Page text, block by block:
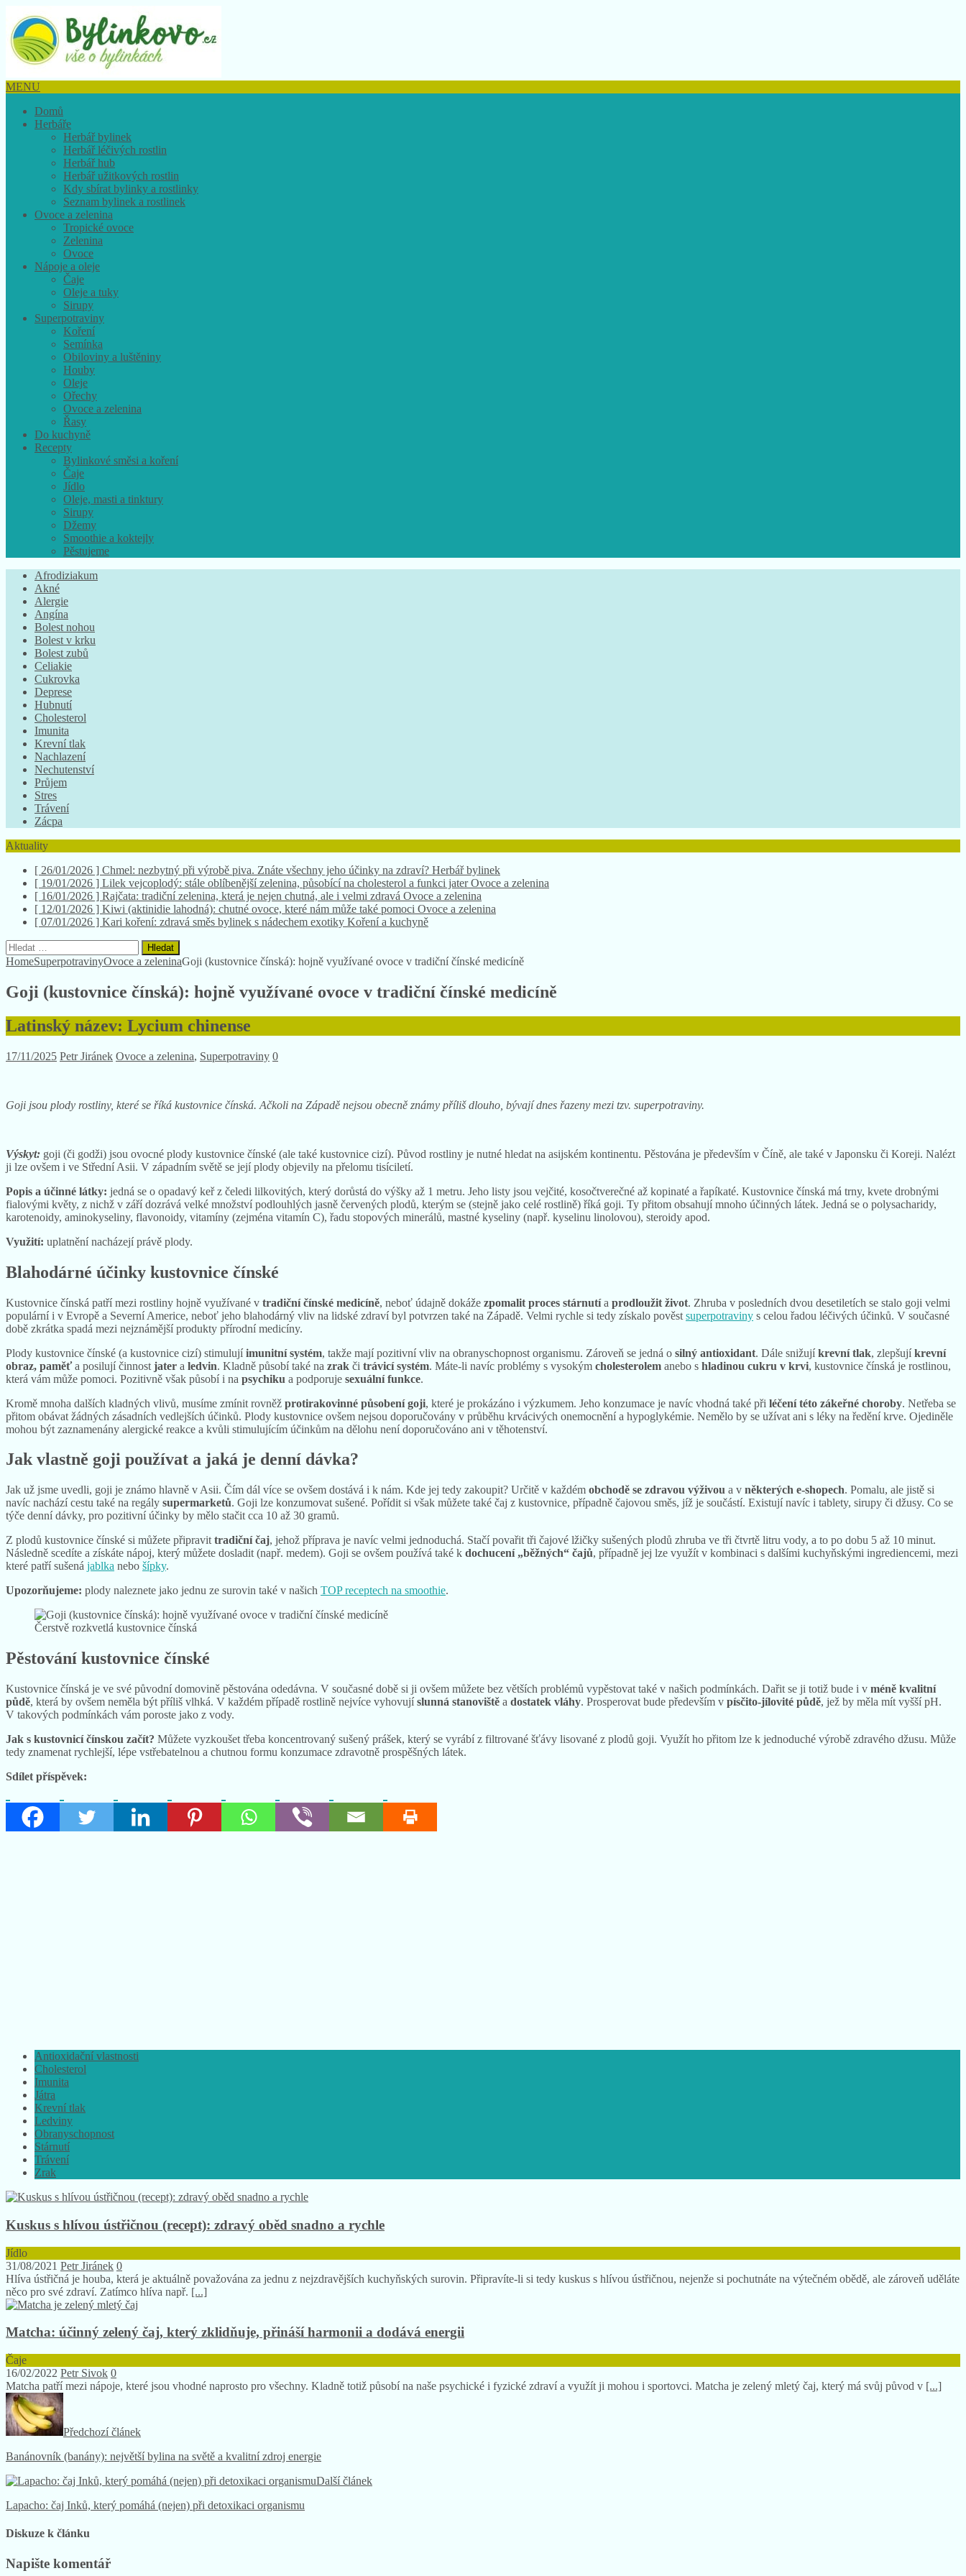
MENU
Domů
Herbáře
Herbář bylinek
Herbář léčivých rostlin
Herbář hub
Herbář užitkových rostlin
Kdy sbírat bylinky a rostlinky
Seznam bylinek a rostlinek
Ovoce a zelenina
Tropické ovoce
Zelenina
Ovoce
Nápoje a oleje
Čaje
Oleje a tuky
Sirupy
Superpotraviny
Koření
Semínka
Obiloviny a luštěniny
Houby
Oleje
Ořechy
Ovoce a zelenina
Řasy
Do kuchyně
Recepty
Bylinkové směsi a koření
Čaje
Jídlo
Oleje, masti a tinktury
Sirupy
Džemy
Smoothie a koktejly
Pěstujeme
Afrodiziakum
Akné
Alergie
Angína
Bolest nohou
Bolest v krku
Bolest zubů
Celiakie
Cukrovka
Deprese
Hubnutí
Cholesterol
Imunita
Krevní tlak
Nachlazení
Nechutenství
Průjem
Stres
Trávení
Zácpa
Aktuality
[ 26/01/2026 ] Chmel: nezbytný při výrobě piva. Znáte všechny jeho účinky na zdraví? Herbář bylinek
[ 19/01/2026 ] Lilek vejcoplodý: stále oblíbenější zelenina, působící na cholesterol a funkci jaterOvoce a zelenina
[ 16/01/2026 ] Rajčata: tradiční zelenina, která je nejen chutná, ale i velmi zdravá Ovoce a zelenina
[ 12/01/2026 ] Kiwi (aktinidie lahodná): chutné ovoce, které nám může také pomoci Ovoce a zelenina
[ 07/01/2026 ] Kari koření: zdravá směs bylinek s nádechem exotiky Koření a kuchyně
Vyhledávání
HomeSuperpotravinyOvoce a zeleninaGoji (kustovnice čínská): hojně využívané ovoce v tradiční čínské medicíně
Goji (kustovnice čínská): hojně využívané ovoce v tradiční čínské medicíně
Latinský název: Lycium chinense
17/11/2025 Petr Jiránek Ovoce a zelenina, Superpotraviny 0
Goji jsou plody rostliny, které se říká kustovnice čínská. Ačkoli na Západě nejsou obecně známy příliš dlouho, bývají dnes řazeny mezi tzv. superpotraviny.
Výskyt: goji (či godži) jsou ovocné plody kustovnice čínské (ale také kustovnice cizí). Původ rostliny je nutné hledat na asijském kontinentu. Pěstována je především v Číně, ale také v Japonsku či Koreji. Nalézt
ji lze ovšem i ve Střední Asii. V západním světě se její plody objevily na přelomu tisíciletí.
Popis a účinné látky: jedná se o opadavý keř z čeledi lilkovitých, který dorůstá do výšky až 1 metru. Jeho listy jsou vejčité, kosočtverečné až kopinaté a řapíkaté. Kustovnice čínská má trny, kvete drobnými
fialovými květy, z nichž v září dozrává velké množství podlouhlých jasně červených plodů, kterým se (stejně jako celé rostlině) říká goji. Ty přitom obsahují mnoho účinných látek. Jedná se o polysacharidy,
karotenoidy, aminokyseliny, flavonoidy, vitamíny (zejména vitamín C), řadu stopových minerálů, mastné kyseliny (např. kyselinu linolovou), steroidy apod.
Využití: uplatnění nacházejí právě plody.
Blahodárné účinky kustovnice čínské
Kustovnice čínská patří mezi rostliny hojně využívané v tradiční čínské medicíně, neboť údajně dokáže zpomalit proces stárnutía prodloužit život. Zhruba v posledních dvou desetiletích se stalo goji velmi
populární i v Evropě a Severní Americe, neboť jeho blahodárný vliv na lidské zdraví byl potvrzen také na Západě. Velmi rychle si tedy získalo pověst superpotraviny s celou řadou léčivých účinků. V současné
době zkrátka spadá mezi nejznámější produkty přírodní medicíny.
Plody kustovnice čínské (a kustovnice cizí) stimulujíimunitní systém, takže mají pozitivní vliv na obranyschopnost organismu. Zároveň se jedná o silný antioxidant. Dále snižujíkrevní tlak, zlepšujíkrevní
obraz, paměťa posilují činnost jater a ledvin. Kladně působí také na zrak či trávicí systém. Máte-li navíc problémy s vysokým cholesterolem anebo s hladinou cukru v krvi, kustovnice čínská je rostlinou,
která vám může pomoci. Pozitivně však působí i na psychiku a podporuje sexuální funkce.
Kromě mnoha dalších kladných vlivů, musíme zmínit rovněž protirakovinné působení goji, které je prokázáno i výzkumem. Jeho konzumace je navíc vhodná také při léčení této zákeřné choroby. Netřeba se
přitom obávat žádných zásadních vedlejších účinků. Plody kustovnice ovšem nejsou doporučovány v průběhu krvácivých onemocnění a hypoglykémie. Nemělo by se užívat ani s léky na ředění krve. Ojediněle
mohou být zaznamenány alergické reakce a kvůli stimulujícím účinkům na dělohu není doporučováno ani v těhotenství.
Jak vlastně goji používat a jaká je denní dávka?
Jak už jsme uvedli, goji je známo hlavně v Asii. Čím dál více se ovšem dostává i k nám. Kde jej tedy zakoupit? Určitě v každém obchodě se zdravou výživou a v některých e-shopech. Pomalu, ale jistě si
navíc nachází cestu také na regály supermarketů. Goji lze konzumovat sušené. Pořídit si však můžete také čaj z kustovnice, případně čajovou směs, jíž je součástí. Existují navíc i tablety, sirupy či džusy. Co se
týče denní dávky, pro pozitivní účinky by mělo stačit cca 10 až 30 gramů.
Z plodů kustovnice čínské si můžete připravit tradiční čaj, jehož příprava je navíc velmi jednoduchá. Stačí povařit tři čajové lžičky sušených plodů zhruba ve tři čtvrtě litru vody, a to po dobu 5 až 10 minut.
Následně scedíte a získáte nápoj, který můžete dosladit (např. medem). Goji se ovšem používá také k dochucení „běžných“ čajů, případně jej lze využít v kombinaci s dalšími kuchyňskými ingrediencemi, mezi
které patří sušená jablka nebo šípky.
Upozorňujeme: plody naleznete jako jednu ze surovin také v našich TOP receptech na smoothie.
Čerstvě rozkvetlá kustovnice čínská
Pěstování kustovnice čínské
Kustovnice čínská je ve své původní domovině pěstována odedávna. V současné době si ji ovšem můžete bez větších problémů vypěstovat také v našich podmínkách. Dařit se ji totiž bude i v méně kvalitní
půdě, která by ovšem neměla být příliš vlhká. V každém případě rostlině nejvíce vyhovujíslunná stanoviště a dostatek vláhy. Prosperovat bude především v písčito-jílovité půdě, jež by měla mít vyšší pH.
V takových podmínkách vám poroste jako z vody.
Jak s kustovnicí čínskou začít? Můžete vyzkoušet třeba koncentrovaný sušený prášek, který se vyrábí z filtrované šťávy lisované z plodů goji. Využít ho přitom lze k jednoduché výrobě zdravého džusu. Může
tedy znamenat rychlejší, lépe vstřebatelnou a chutnou formu konzumace zdravotně prospěšných látek.
Sdílet příspěvek:
Antioxidační vlastnosti
Cholesterol
Imunita
Játra
Krevní tlak
Ledviny
Obranyschopnost
Stárnutí
Trávení
Zrak
Kuskus s hlívou ústřičnou (recept): zdravý oběd snadno a rychle
Jídlo
31/08/2021 Petr Jiránek 0
Hlíva ústřičná je houba, která je aktuálně považována za jednu z nejzdravějších kuchyňských surovin. Připravíte-li si tedy kuskus s hlívou ústřičnou, nejenže si pochutnáte na výtečném obědě, ale zároveň uděláte
něco pro své zdraví. Zatímco hlíva např. [...]
Matcha: účinný zelený čaj, který zklidňuje, přináší harmonii a dodává energii
Čaje
16/02/2022 Petr Sivok 0
Matcha patří mezi nápoje, které jsou vhodné naprosto pro všechny. Kladně totiž působí na naše psychické i fyzické zdraví a využít ji mohou i sportovci. Matcha je zelený mletý čaj, který má svůj původ v [...]
Předchozí článek
Banánovník (banány): největší bylina na světě a kvalitní zdroj energie
Další článek
Lapacho: čaj Inků, který pomáhá (nejen) při detoxikaci organismu
Diskuze k článku
Napište komentář